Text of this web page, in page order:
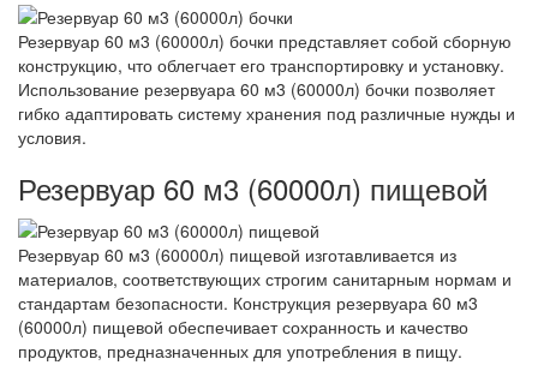
Резервуар 60 м3 (60000л) бочки представляет собой сборную
конструкцию, что облегчает его транспортировку и установку.
Использование резервуара 60 м3 (60000л) бочки позволяет
гибко адаптировать систему хранения под различные нужды и
условия.
Резервуар 60 м3 (60000л) пищевой
Резервуар 60 м3 (60000л) пищевой изготавливается из
материалов, соответствующих строгим санитарным нормам и
стандартам безопасности. Конструкция резервуара 60 м3
(60000л) пищевой обеспечивает сохранность и качество
продуктов, предназначенных для употребления в пищу.